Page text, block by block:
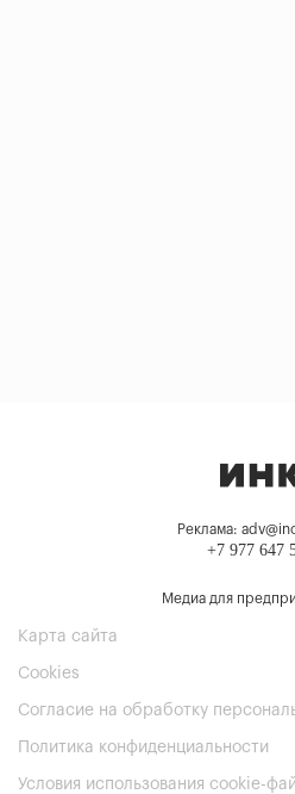
Реклама:
+7 977 647
Медиа для
Карта сайта
Cookies
Согласие на обработку
Политика конфиденциальности
Условия использования cookie-